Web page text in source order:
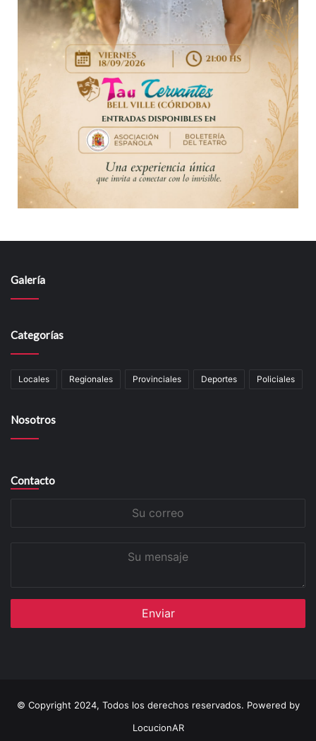
Galería
Categorías
Locales Regionales Provinciales Deportes Policiales
Nosotros
Contacto
© Copyright 2024, Todos los derechos reservados. Powered by
LocucionAR